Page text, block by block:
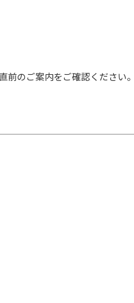
のご案内をご確認ください。